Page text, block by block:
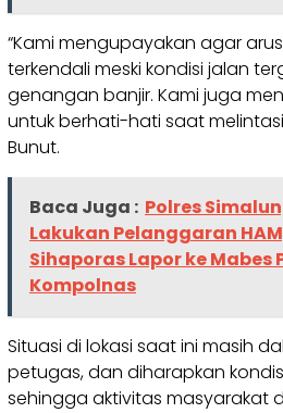
“Kami mengupayakan agar
terkendali meski kondisi jalan
genangan banjir. Kami juga
untuk berhati-hati saat melintasi
Bunut.
Baca Juga : Polres
Lakukan Pelanggaran
Sihaporas Lapor ke Mabes
Kompolnas
Situasi di lokasi saat ini masih
petugas, dan diharapkan
sehingga aktivitas masyarakat